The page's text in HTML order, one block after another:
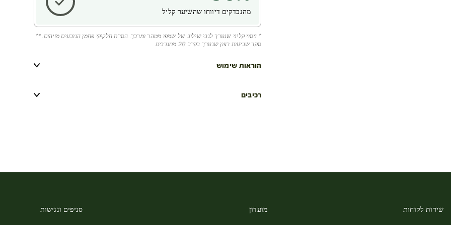
מהנבדקים דיווחו שהשיער קליל
* ניסוי קליני שנערך לגבי שילוב של שמפו מטהר ומרכך. הסרת חלקיקי פחמן הנובעים מזיהום. **
סקר שביעות רצון שנערך בקרב 28 מתנדבים
הוראות שימוש
רכיבים
שירות לקוחות מועדון סניפים ונגישות